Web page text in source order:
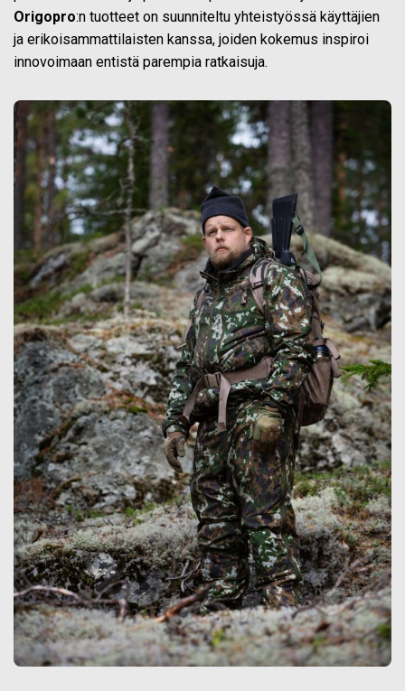
Origopro:n tuotteet on suunniteltu yhteistyössä käyttäjien
ja erikoisammattilaisten kanssa, joiden kokemus inspiroi
innovoimaan entistä parempia ratkaisuja.